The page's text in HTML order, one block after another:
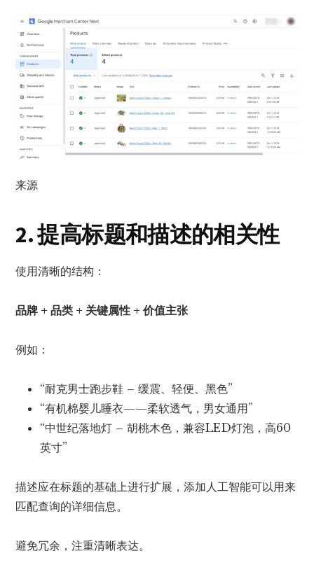
来源
2. 提高标题和描述的相关性
使用清晰的结构：
品牌 + 品类 + 关键属性 + 价值主张
例如：
“耐克男士跑步鞋 – 缓震、轻便、黑色”
“有机棉婴儿睡衣——柔软透气，男女通用”
“中世纪落地灯 – 胡桃木色，兼容LED灯泡，高60
英寸”
描述应在标题的基础上进行扩展，添加人工智能可以用来
匹配查询的详细信息。
避免冗余，注重清晰表达。